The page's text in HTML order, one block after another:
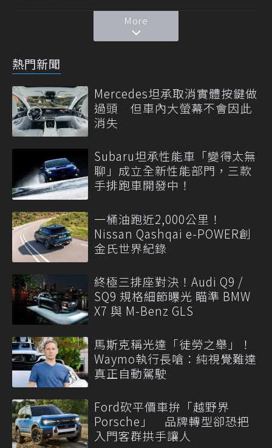
More
熱門新聞
Mercedes坦承取消實體按鍵做
過頭 但車內大螢幕不會因此
消失
Subaru坦承性能車「變得太無
聊」成立全新性能部門，三款
手排跑車開發中！
一桶油跑近2,000公里！
Nissan Qashqai e-POWER創
金氏世界紀錄
終極三排座對決！Audi Q9 /
SQ9 規格細節曝光 瞄準 BMW
X7 與 M-Benz GLS
馬斯克稱光達「徒勞之舉」！
Waymo執行長嗆：純視覺難達
真正自動駕駛
Ford砍平價車拚「越野界
Porsche」 品牌轉型卻恐把
入門客群拱手讓人